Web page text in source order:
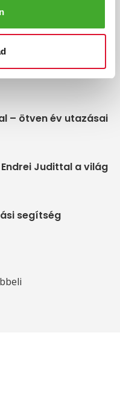
– ötven év utazásai
Judittal a világ
segítség